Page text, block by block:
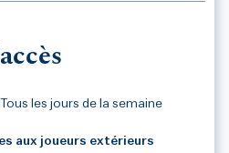
Tous les jours de la semaine
aux joueurs extérieurs